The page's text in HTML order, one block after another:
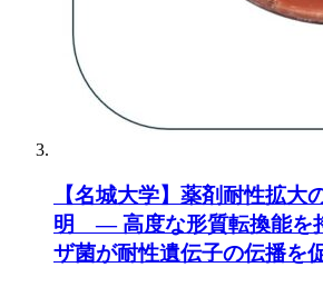
【名城大学】薬剤耐性拡大
明 ― 高度な形質転換能を
ザ菌が耐性遺伝子の伝播を